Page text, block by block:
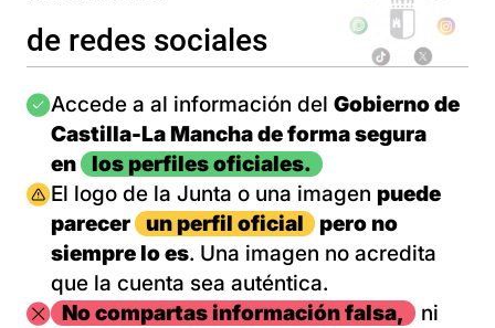
de redes sociales
Imagen
Accede a al información del Gobierno de
Castilla-La Mancha de forma segura
en
los perfiles oficiales.
Imagen
El logo de la Junta o una imagen puede
parecer
un perfil oficial
pero no
siempre lo es. Una imagen no acredita
que la cuenta sea auténtica.
ImagenNo compartas información falsa,
ni